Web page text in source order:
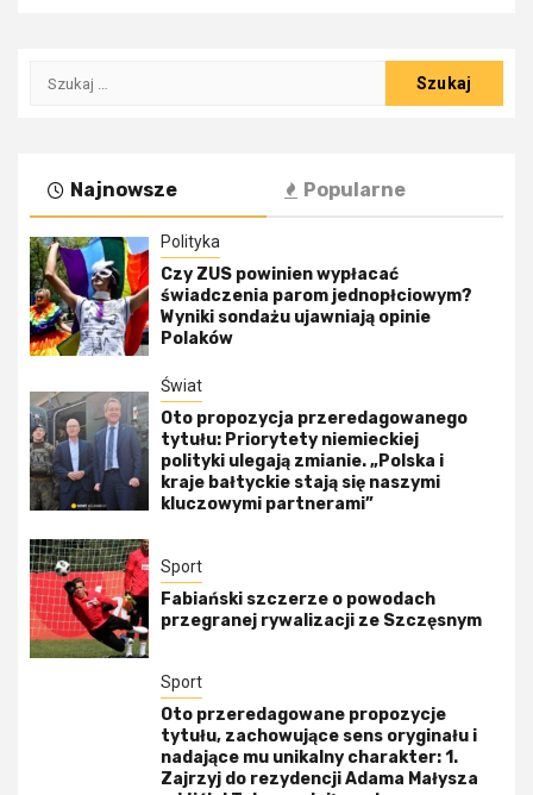
Szukaj:
Najnowsze Popularne
Polityka
Czy ZUS powinien wypłacać
świadczenia parom jednopłciowym?
Wyniki sondażu ujawniają opinie
Polaków
Świat
Oto propozycja przeredagowanego
tytułu: Priorytety niemieckiej
polityki ulegają zmianie. „Polska i
kraje bałtyckie stają się naszymi
kluczowymi partnerami”
Sport
Fabiański szczerze o powodach
przegranej rywalizacji ze Szczęsnym
Sport
Oto przeredagowane propozycje
tytułu, zachowujące sens oryginału i
nadające mu unikalny charakter: 1.
Zajrzyj do rezydencji Adama Małysza